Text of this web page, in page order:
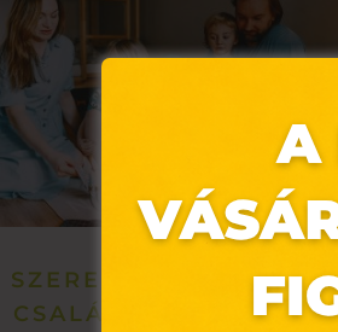
SZERETŐ, BOLDOG
CSALÁD KULCSA